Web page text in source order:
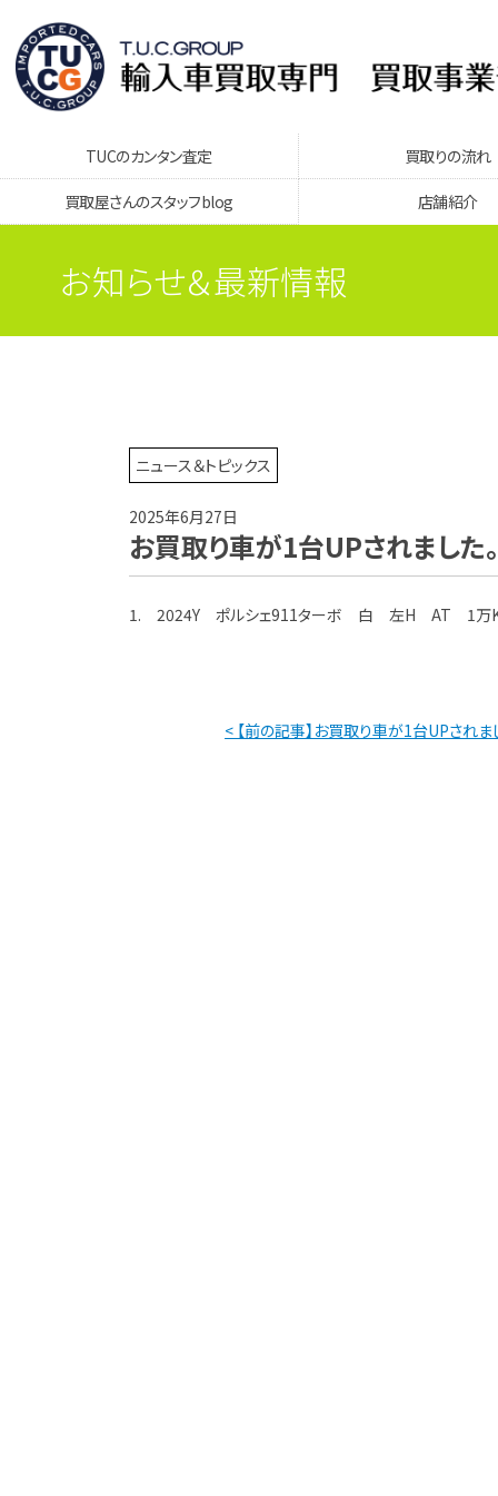
TUCのカンタン査定 買取りの流れ
買取屋さんのスタッフblog 店舗紹介
お知らせ＆最新情報
ニュース＆トピックス
2025年6月27日
お買取り車が1台UPされました。
1. 2024Y ポルシェ911ターボ 白 左H AT 1万
< 【前の記事】お買取り車が1台UPされま